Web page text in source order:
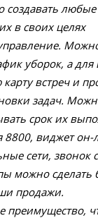
создавать
в своих целях
уборок, а для
карту встреч и
задач.
срок их
8800, виджет
сети, звонок
можно сделать
продажи.
преимущество,